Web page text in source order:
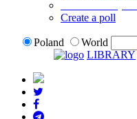
Create a poll
Poland
World
LIBRARY